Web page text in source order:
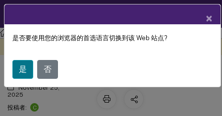
Citrix Virtual Apps and Desktops7 2511
符合设备和设备拆分
November 25,
2025
投稿者:
C
×
是否要使用您的浏览器的首选语言切换到该 Web 站点?
是 否